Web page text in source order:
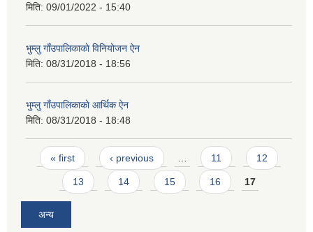
मिति: 09/01/2022 - 15:40
भुम्लु गाँउपालिकाकाे विनियोजन ऐन
मिति: 08/31/2018 - 18:56
भुम्लु गाँउपालिकाकाे आर्थिक ऐन
मिति: 08/31/2018 - 18:48
Pages
« first ‹ previous … 11 12
13 14 15 16 17
अन्य